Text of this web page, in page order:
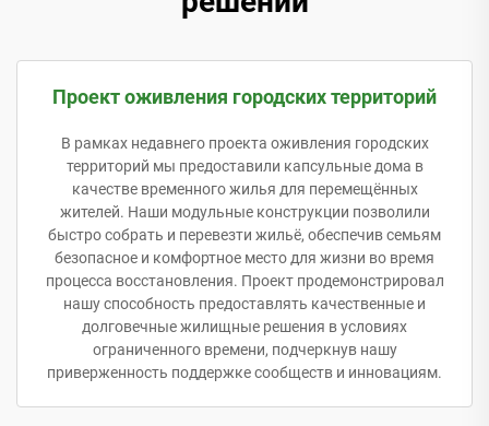
Проект оживления городских территорий
В рамках недавнего проекта оживления городских
территорий мы предоставили капсульные дома в
качестве временного жилья для перемещённых
жителей. Наши модульные конструкции позволили
быстро собрать и перевезти жильё, обеспечив семьям
безопасное и комфортное место для жизни во время
процесса восстановления. Проект продемонстрировал
нашу способность предоставлять качественные и
долговечные жилищные решения в условиях
ограниченного времени, подчеркнув нашу
приверженность поддержке сообществ и инновациям.